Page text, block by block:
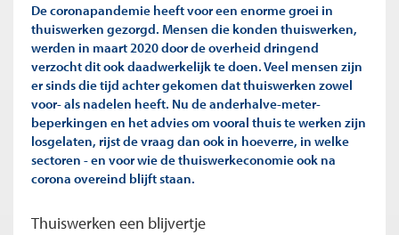
De coronapandemie heeft voor een enorme groei in
thuiswerken gezorgd. Mensen die konden thuiswerken,
werden in maart 2020 door de overheid dringend
verzocht dit ook daadwerkelijk te doen. Veel mensen zijn
er sinds die tijd achter gekomen dat thuiswerken zowel
voor- als nadelen heeft. Nu de anderhalve-meter-
beperkingen en het advies om vooral thuis te werken zijn
losgelaten, rijst de vraag dan ook in hoeverre, in welke
sectoren - en voor wie de thuiswerkeconomie ook na
corona overeind blijft staan.
Thuiswerken een blijvertje